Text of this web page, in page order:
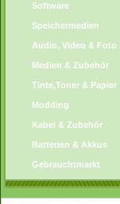
Software
Speichermedien
Audio, Video & Foto
Medien & Zubehör
Tinte,Toner & Papier
Modding
Kabel & Zubehör
Batterien & Akkus
Gebrauchtmarkt